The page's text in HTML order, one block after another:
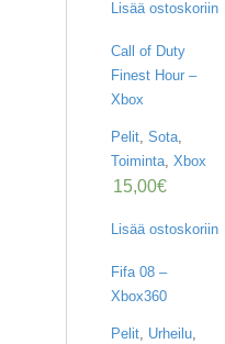
Lisää ostoskoriin
Call of Duty
Finest Hour –
Xbox
Pelit, Sota,
Toiminta, Xbox
15,00€
Lisää ostoskoriin
Fifa 08 –
Xbox360
Pelit, Urheilu,